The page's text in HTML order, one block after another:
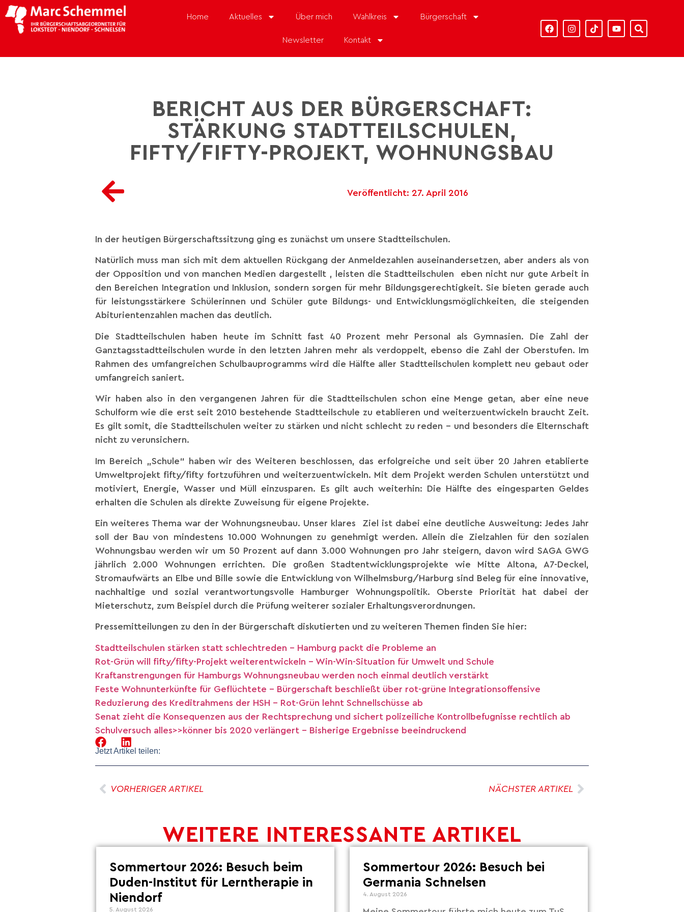
Home Aktuelles Über mich Wahlkreis Bürgerschaft
Newsletter Kontakt
BERICHT AUS DER BÜRGERSCHAFT:
STÄRKUNG STADTTEILSCHULEN,
FIFTY/FIFTY-PROJEKT, WOHNUNGSBAU
Veröffentlicht: 27. April 2016
In der heutigen Bürgerschaftssitzung ging es zunächst um unsere Stadtteilschulen.
Natürlich muss man sich mit dem aktuellen Rückgang der Anmeldezahlen auseinandersetzen, aber anders als von
der Opposition und von manchen Medien dargestellt , leisten die Stadtteilschulen eben nicht nur gute Arbeit in
den Bereichen Integration und Inklusion, sondern sorgen für mehr Bildungsgerechtigkeit. Sie bieten gerade auch
für leistungsstärkere Schülerinnen und Schüler gute Bildungs- und Entwicklungsmöglichkeiten, die steigenden
Abiturientenzahlen machen das deutlich.
Die Stadtteilschulen haben heute im Schnitt fast 40 Prozent mehr Personal als Gymnasien. Die Zahl der
Ganztagsstadtteilschulen wurde in den letzten Jahren mehr als verdoppelt, ebenso die Zahl der Oberstufen. Im
Rahmen des umfangreichen Schulbauprogramms wird die Hälfte aller Stadtteilschulen komplett neu gebaut oder
umfangreich saniert.
Wir haben also in den vergangenen Jahren für die Stadtteilschulen schon eine Menge getan, aber eine neue
Schulform wie die erst seit 2010 bestehende Stadtteilschule zu etablieren und weiterzuentwickeln braucht Zeit.
Es gilt somit, die Stadtteilschulen weiter zu stärken und nicht schlecht zu reden – und besonders die Elternschaft
nicht zu verunsichern.
Im Bereich „Schule“ haben wir des Weiteren beschlossen, das erfolgreiche und seit über 20 Jahren etablierte
Umweltprojekt fifty/fifty fortzuführen und weiterzuentwickeln. Mit dem Projekt werden Schulen unterstützt und
motiviert, Energie, Wasser und Müll einzusparen. Es gilt auch weiterhin: Die Hälfte des eingesparten Geldes
erhalten die Schulen als direkte Zuweisung für eigene Projekte.
Ein weiteres Thema war der Wohnungsneubau. Unser klares Ziel ist dabei eine deutliche Ausweitung: Jedes Jahr
soll der Bau von mindestens 10.000 Wohnungen zu genehmigt werden. Allein die Zielzahlen für den sozialen
Wohnungsbau werden wir um 50 Prozent auf dann 3.000 Wohnungen pro Jahr steigern, davon wird SAGA GWG
jährlich 2.000 Wohnungen errichten. Die großen Stadtentwicklungsprojekte wie Mitte Altona, A7-Deckel,
Stromaufwärts an Elbe und Bille sowie die Entwicklung von Wilhelmsburg/Harburg sind Beleg für eine innovative,
nachhaltige und sozial verantwortungsvolle Hamburger Wohnungspolitik. Oberste Priorität hat dabei der
Mieterschutz, zum Beispiel durch die Prüfung weiterer sozialer Erhaltungsverordnungen.
Pressemitteilungen zu den in der Bürgerschaft diskutierten und zu weiteren Themen finden Sie hier:
Stadtteilschulen stärken statt schlechtreden – Hamburg packt die Probleme an
Rot-Grün will fifty/fifty-Projekt weiterentwickeln – Win-Win-Situation für Umwelt und Schule
Kraftanstrengungen für Hamburgs Wohnungsneubau werden noch einmal deutlich verstärkt
Feste Wohnunterkünfte für Geflüchtete – Bürgerschaft beschließt über rot-grüne Integrationsoffensive
Reduzierung des Kreditrahmens der HSH – Rot-Grün lehnt Schnellschüsse ab
Senat zieht die Konsequenzen aus der Rechtsprechung und sichert polizeiliche Kontrollbefugnisse rechtlich ab
Schulversuch alles>>könner bis 2020 verlängert – Bisherige Ergebnisse beeindruckend
Jetzt Artikel teilen:
VORHERIGER ARTIKEL NÄCHSTER ARTIKEL
WEITERE INTERESSANTE ARTIKEL
Sommertour 2026: Besuch beim
Duden-Institut für Lerntherapie in
Niendorf
5. August 2026
Sommertour 2026: Besuch bei
Germania Schnelsen
4. August 2026